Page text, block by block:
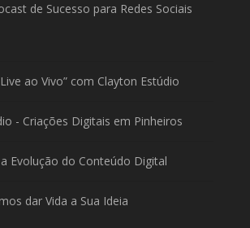
de Sucesso para Redes Sociais
ao Vivo” com Clayton Estúdio
- Criações Digitais em Pinheiros
Evolução do Conteúdo Digital
dar Vida a Sua Ideia